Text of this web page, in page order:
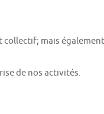
mais
de nos activités.